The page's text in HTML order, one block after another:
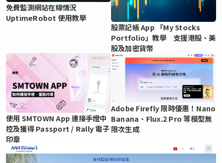
免費監測網站在線情況
UptimeRobot 使用教學
股票記帳 App 「My Stocks
Portfolio」教學 支援港股、美
股及加密貨幣
使用 SMTOWN App 連接手燈中
控及獲得 Passport / Rally 電子
印章
Adobe Firefly 限時優惠！Nano
Banana、Flux.2 Pro 等模型無
限次生成